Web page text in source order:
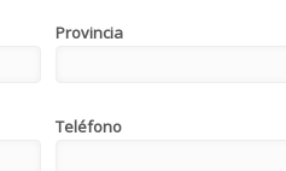
Provincia
Teléfono